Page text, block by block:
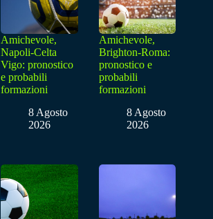
Amichevole,
Napoli-Celta
Vigo: pronostico
e probabili
formazioni
8 Agosto
2026
Amichevole,
Brighton-Roma:
pronostico e
probabili
formazioni
8 Agosto
2026